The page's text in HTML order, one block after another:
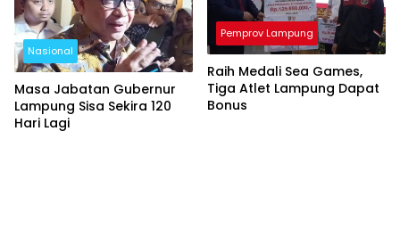
Nasional
Masa Jabatan Gubernur
Lampung Sisa Sekira 120
Hari Lagi
Pemprov Lampung
Raih Medali Sea Games,
Tiga Atlet Lampung Dapat
Bonus